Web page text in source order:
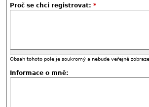
Proč se chci registrovat: *
Obsah tohoto pole je soukromý a nebude veřejně
Informace o mně: